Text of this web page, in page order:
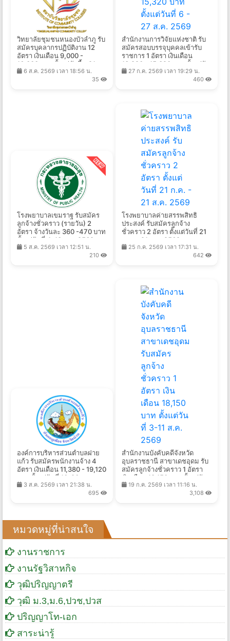
วิทยาลัยชุมชนหนองบัวลำภู รับ
สมัครบุคลากรปฏิบัติงาน 12
อัตรา เงินเดือน 9,000 -
16,000 บาท ตั้งแต่บัดนี้ - 21
ส.ค. 2569
6 ส.ค. 2569 เวลา 18:56 น.
35
สำนักงานการวิจัยแห่งชาติ รับ
สมัครสอบบรรจุบุคคลเข้ารับ
ราชการ 1 อัตรา เงินเดือน
13,920 - 15,320 บาท ตั้งแต่วัน
ที่ 6 - 27 ส.ค. 2569
27 ก.ค. 2569 เวลา 19:29 น.
460
โรงพยาบาลเขมราฐ รับสมัคร
ลูกจ้างชั่วคราว (รายวัน) 2
อัตรา จ้างวันละ 360 -470 บาท
ตั้งแต่วันที่ 4-18 ส.ค. 2569
5 ส.ค. 2569 เวลา 12:51 น.
210
โรงพยาบาลค่ายสรรพสิทธิ
ประสงค์ รับสมัครลูกจ้าง
ชั่วคราว 2 อัตรา ตั้งแต่วันที่ 21
ก.ค. - 21 ส.ค. 2569
25 ก.ค. 2569 เวลา 17:31 น.
642
องค์การบริหารส่วนตำบลฝาย
แก้ว รับสมัครพนักงานจ้าง 4
อัตรา เงินเดือน 11,380 - 19,120
บาท ตั้งแต่วันที่ 10-20 ส.ค.
25693 ส.ค. 2569 เวลา 21:38 น.
695
สำนักงานบังคับคดีจังหวัด
อุบลราชธานี สาขาเดชอุดม รับ
สมัครลูกจ้างชั่วคราว 1 อัตรา
เงินเดือน 18,150 บาท ตั้งแต่วัน
ที่ 3-11 ส.ค. 2569
19 ก.ค. 2569 เวลา 11:16 น.
3,108
หมวดหมู่ที่น่าสนใจ
งานราชการ
งานรัฐวิสาหกิจ
วุฒิปริญญาตรี
วุฒิ ม.3,ม.6,ปวช,ปวส
ปริญญาโท-เอก
สาระน่ารู้